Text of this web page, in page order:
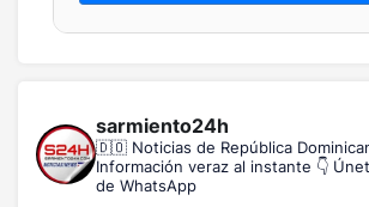
sarmiento24h
🇩🇴 Noticias de República
Información veraz al instante 👇
de WhatsApp